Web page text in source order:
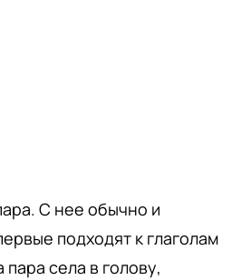
С нее обычно и
подходят к глаголам
села в голову,